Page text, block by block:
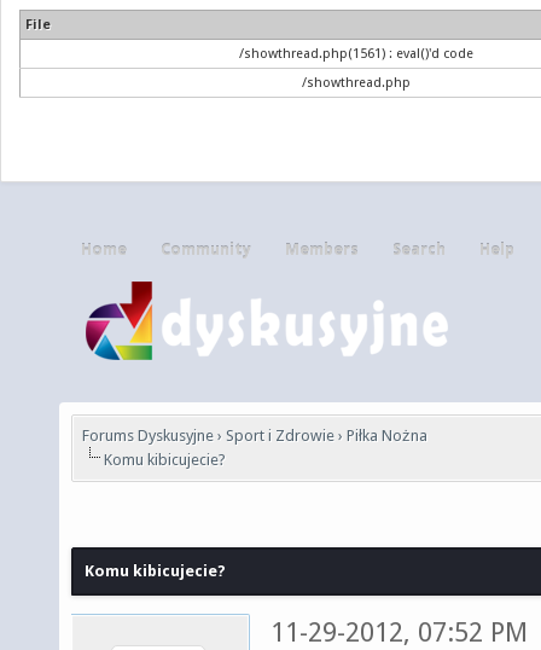
File
/showthread.php(1561) : eval()'d code
/showthread.php
Home Community Members Search Help
Forums Dyskusyjne › Sport i Zdrowie › Piłka Nożna
Komu kibicujecie?
Komu kibicujecie?
11-29-2012, 07:52 PM